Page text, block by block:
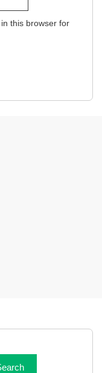
this browser for